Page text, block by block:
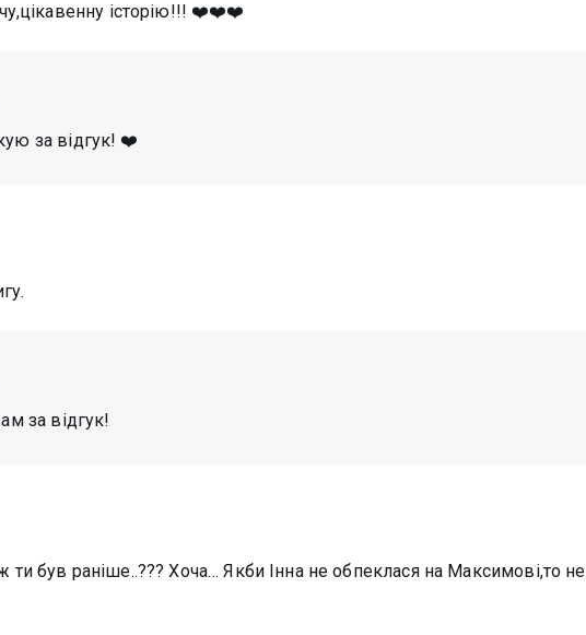
історію!!! ❤️❤️❤️
за відгук! ❤️
за відгук!
ти був раніше..??? Хоча… Якби Інна не обпеклася на Максимові,то не